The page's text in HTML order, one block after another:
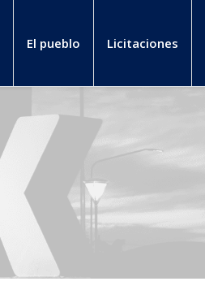
El pueblo Licitaciones